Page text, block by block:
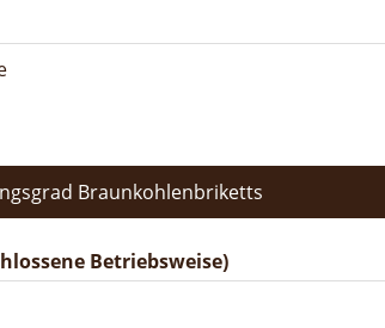
Braunkohlenbriketts
Betriebsweise)